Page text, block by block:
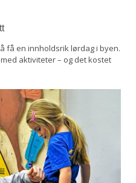
få en innholdsrik lørdag i byen.
aktiviteter – og det kostet